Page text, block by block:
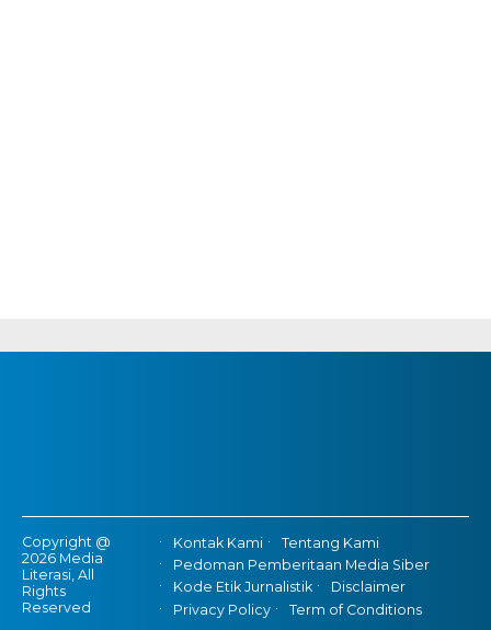
Copyright @
2026 Media
Literasi, All
Rights
Reserved
Kontak Kami
Tentang Kami
Pedoman Pemberitaan Media Siber
Kode Etik Jurnalistik
Disclaimer
Privacy Policy
Term of Conditions